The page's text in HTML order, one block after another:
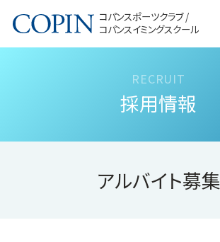
コパンスポーツクラブ /
コパンスイミングスクール
採用情報
アルバイト募集